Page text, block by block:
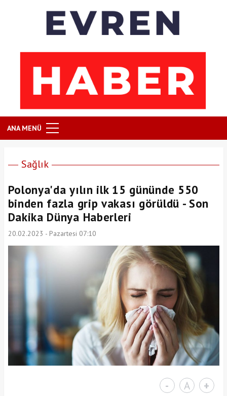
ANA MENÜ
Sağlık
Polonya'da yılın ilk 15 gününde 550
binden fazla grip vakası görüldü - Son
Dakika Dünya Haberleri
20.02.2023 - Pazartesi 07:10
- A +